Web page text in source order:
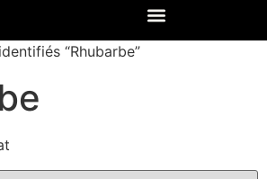
“Rhubarbe”